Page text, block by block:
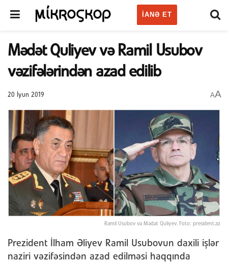
IANƏ ET
Mədət Quliyev və Ramil Usubov
vəzifələrindən azad edilib
20 İyun 2019 AA
Ramil Usubov və Mədət Quliyev. Foto: president.az
Prezident İlham Əliyev Ramil Usubovun daxili işlər
naziri vəzifəsindən azad edilməsi haqqında